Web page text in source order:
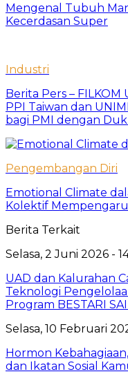
Mengenal Tubuh
Kecerdasan Super
Industri
Berita Pers –
PPI Taiwan dan
bagi PMI dengan
Pengembangan Diri
Emotional Climate
Kolektif
Berita Terkait
Selasa, 2 Juni 2026 -
UAD dan Kalurahan
Teknologi
Program BESTARI
Selasa, 10 Februari
Hormon
dan Ikatan Sosial